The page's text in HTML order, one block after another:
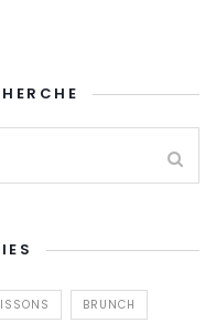
BRUNCH